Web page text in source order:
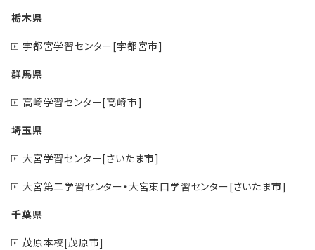
栃木県
宇都宮学習センター[宇都宮市]
群馬県
高崎学習センター[高崎市]
埼玉県
大宮学習センター[さいたま市]
大宮第二学習センター・大宮東口学習センター[さいたま市]
千葉県
茂原本校[茂原市]